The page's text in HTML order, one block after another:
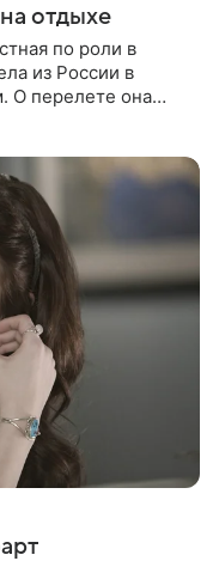
отдыхе
по роли в
из России в
О перелете она